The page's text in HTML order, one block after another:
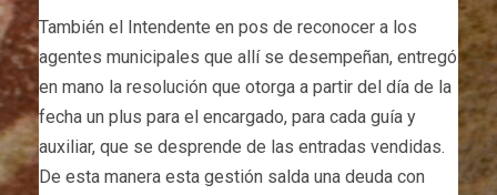
También el Intendente en pos de reconocer a los
agentes municipales que allí se desempeñan, entregó
en mano la resolución que otorga a partir del día de la
fecha un plus para el encargado, para cada guía y
auxiliar, que se desprende de las entradas vendidas.
De esta manera esta gestión salda una deuda con